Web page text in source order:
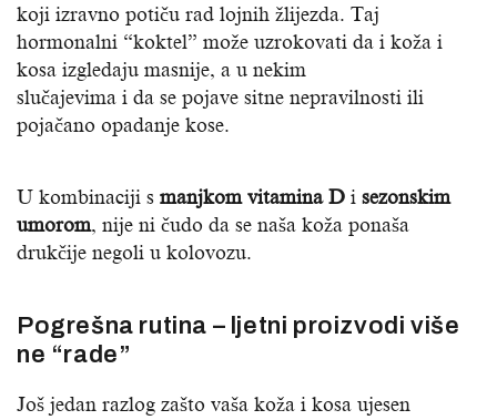
koji izravno potiču rad lojnih žlijezda. Taj
hormonalni “koktel” može uzrokovati da i koža i
kosa izgledaju masnije, a u nekim
slučajevima i da se pojave sitne nepravilnosti ili
pojačano opadanje kose.
U kombinaciji s manjkom vitamina D i sezonskim
umorom, nije ni čudo da se naša koža ponaša
drukčije negoli u kolovozu.
Pogrešna rutina – ljetni proizvodi više
ne “rade”
Još jedan razlog zašto vaša koža i kosa ujesen